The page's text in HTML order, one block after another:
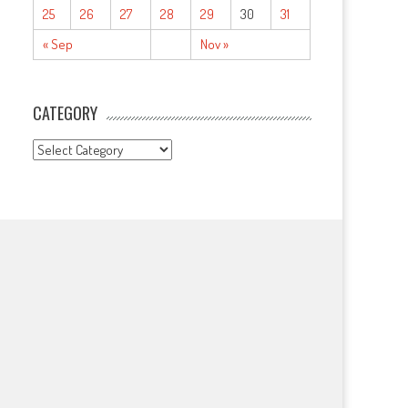
« Sep Nov »
25 26 27 28 29 30 31
CATEGORY
CATEGORY